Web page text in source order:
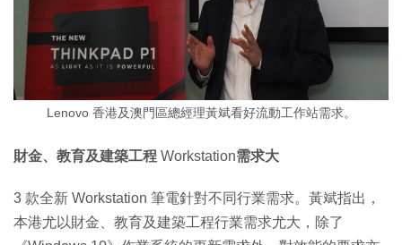
Lenovo 香港及澳門區總經理黃斌看好流動工作站需求。
財金、教育及建築工程 Workstation需求大
3 款全新 Workstation 筆電針對不同行業需求。黃斌指出，
本港尤以財金、教育及建築工程行業需求尤大，除了